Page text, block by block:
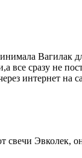
все сразу не
интернет на
Эвколек,